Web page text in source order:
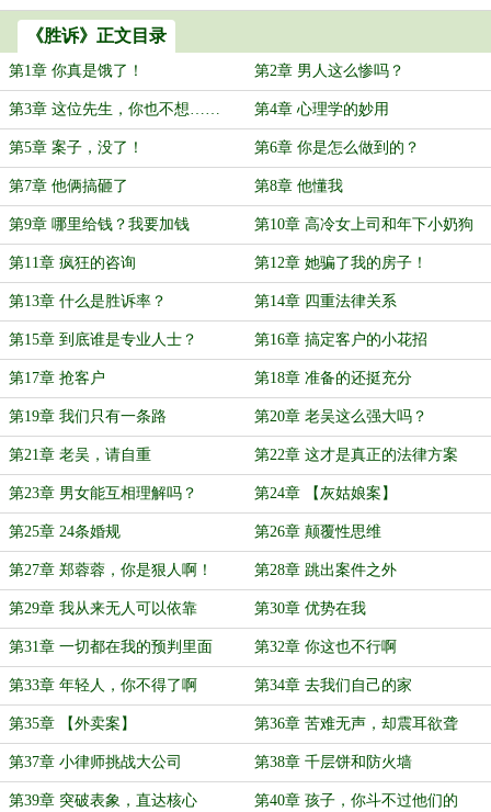
《胜诉》正文目录
第1章 你真是饿了！ 第2章 男人这么惨吗？
第3章 这位先生，你也不想…… 第4章 心理学的妙用
第5章 案子，没了！ 第6章 你是怎么做到的？
第7章 他俩搞砸了 第8章 他懂我
第9章 哪里给钱？我要加钱 第10章 高冷女上司和年下小奶狗
第11章 疯狂的咨询 第12章 她骗了我的房子！
第13章 什么是胜诉率？ 第14章 四重法律关系
第15章 到底谁是专业人士？ 第16章 搞定客户的小花招
第17章 抢客户 第18章 准备的还挺充分
第19章 我们只有一条路 第20章 老吴这么强大吗？
第21章 老吴，请自重 第22章 这才是真正的法律方案
第23章 男女能互相理解吗？ 第24章 【灰姑娘案】
第25章 24条婚规 第26章 颠覆性思维
第27章 郑蓉蓉，你是狠人啊！ 第28章 跳出案件之外
第29章 我从来无人可以依靠 第30章 优势在我
第31章 一切都在我的预判里面 第32章 你这也不行啊
第33章 年轻人，你不得了啊 第34章 去我们自己的家
第35章 【外卖案】 第36章 苦难无声，却震耳欲聋
第37章 小律师挑战大公司 第38章 千层饼和防火墙
第39章 突破表象，直达核心 第40章 孩子，你斗不过他们的